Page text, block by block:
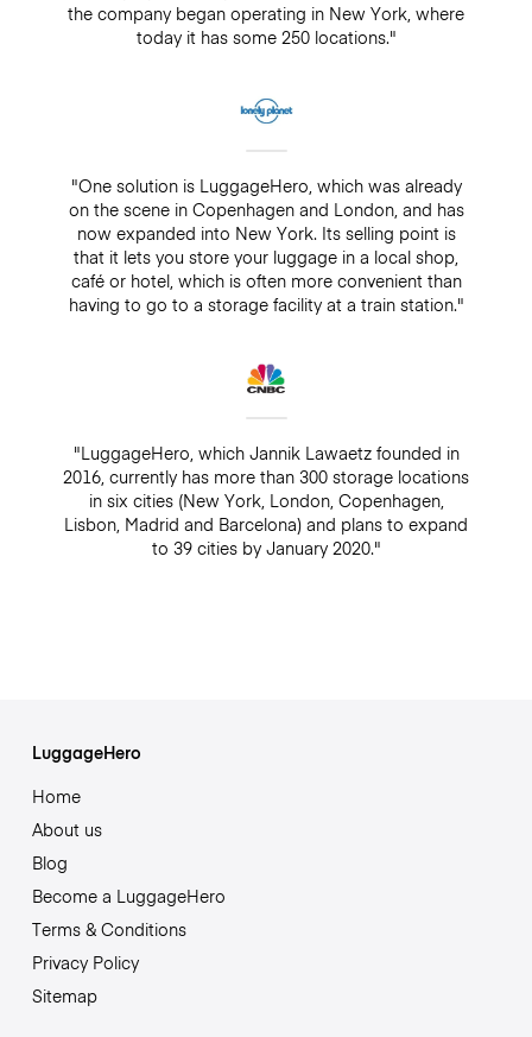
the company began operating in New York, where
today it has some 250 locations."
"One solution is LuggageHero, which was already
on the scene in Copenhagen and London, and has
now expanded into New York. Its selling point is
that it lets you store your luggage in a local shop,
café or hotel, which is often more convenient than
having to go to a storage facility at a train station."
"LuggageHero, which Jannik Lawaetz founded in
2016, currently has more than 300 storage locations
in six cities (New York, London, Copenhagen,
Lisbon, Madrid and Barcelona) and plans to expand
to 39 cities by January 2020."
LuggageHero
Home
About us
Blog
Become a LuggageHero
Terms & Conditions
Privacy Policy
Sitemap